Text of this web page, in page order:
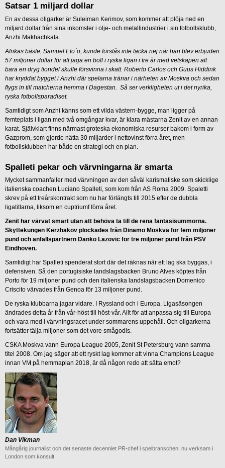
Satsar 1 miljard dollar
En av dessa oligarker är Suleiman Kerimov, som kommer att plöja ned en
miljard dollar från sina inkomster i olje- och metallindustrier i sin fotbollsklubb,
Anzhi Makhachkala.
Afrikas bäste, Samuel Eto´o, kunde förstås inte tacka nej när han blev erbjuden
57 miljoner dollar för att jaga en boll i ryska ligan i tre år med vetskapen att
bara en dryg tiondel skulle försvinna i skatt. Roberto Carlos och Guus Hiddink
har kryddat bygget i Anzhi där spelarna tränar i närheten av Moskva och sedan
flygs in till matcherna hemma i Dagestan. Så ser verkligheten ut i det nyrika,
ryska fotbollsparadiset.
Samtidigt som Anzhi känns som ett vilda västern-bygge, man ligger på
femteplats i ligan med två omgångar kvar, är klara mästarna Zenit av en annan
karat. Självklart finns närmast groteska ekonomiska resurser bakom i form av
Gazprom, som gjorde nätta 30 miljarder i nettovinst förra året, men
fotbollsklubben har både en strategi och en plan.
Spalleti pekar och värvningarna är smarta
Mycket sammanfaller med värvningen av den såväl karismatiske som skicklige
italienska coachen Luciano Spalleti, som kom från AS Roma 2009. Spaletti
skrev på ett treårskontrakt som nu har förlängts till 2015 efter de dubbla
ligatitlarna, liksom en cuptriumf förra året.
Zenit har värvat smart utan att behöva ta till de rena fantasisummorna.
Skyttekungen Kerzhakov plockades från Dinamo Moskva för fem miljoner
pund och anfallspartnern Danko Lazovic för tre miljoner pund från PSV
Eindhoven.
Samtidigt har Spalleti spenderat stort där det räknas när ett lag ska byggas, i
defensiven. Så den portugisiske landslagsbacken Bruno Alves köptes från
Porto för 19 miljoner pund och den italienska landslagsbacken Domenico
Criscito värvades från Genoa för 13 miljoner pund.
De ryska klubbarna jagar vidare. I Ryssland och i Europa. Ligasäsongen
ändrades detta år från vår-höst till höst-vår. Allt för att anpassa sig till Europa
och vara med i värvningsracet under sommarens uppehåll. Och oligarkerna
fortsätter tälja miljoner som det vore smågodis.
CSKA Moskva vann Europa League 2005, Zenit St Petersburg vann samma
titel 2008. Om jag säger att ett ryskt lag kommer att vinna Champions League
innan VM på hemmaplan 2018, är då någon redo att sätta emot?
Dan Vikman
Mångårig journalist och det senaste decenniet PR-chef i spelbranschen, nu verksam i
London som konsult.